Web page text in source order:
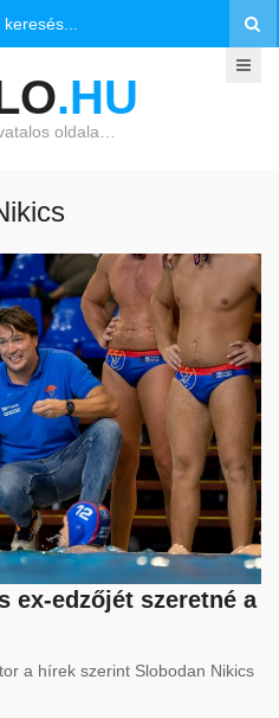
.HU
oldala…
ex-edzőjét szeretné a
a hírek szerint Slobodan Nikics